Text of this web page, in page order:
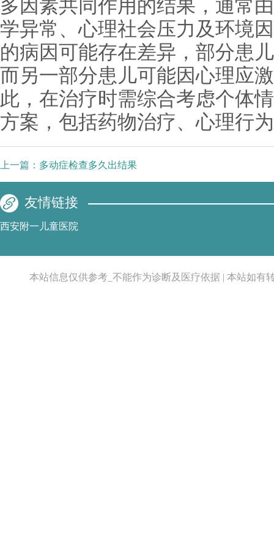
多因素共同作用的结果，通常
学异常、心理社会压力及环境
的病因可能存在差异，部分患
而另一部分患儿可能因心理应
此，在治疗时需综合考虑个体
方案，包括药物治疗、心理行
上一篇： 多动症检查多久出结果
友情链接
西安附一儿童医院
本站信息仅供参考_不能作为诊断及医疗依据 | 本站如